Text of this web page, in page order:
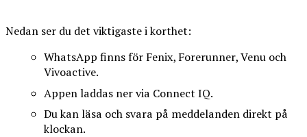
Nedan ser du det viktigaste i korthet:
WhatsApp finns för Fenix, Forerunner, Venu och
Vivoactive.
Appen laddas ner via Connect IQ.
Du kan läsa och svara på meddelanden direkt på
klockan.